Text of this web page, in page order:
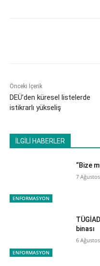
Önceki İçerik
DEÜ’den küresel listelerde
istikrarlı yükseliş
İLGİLİ HABERLER
ENFORMASYON
“Bize
7
ENFORMASYON
binası
6